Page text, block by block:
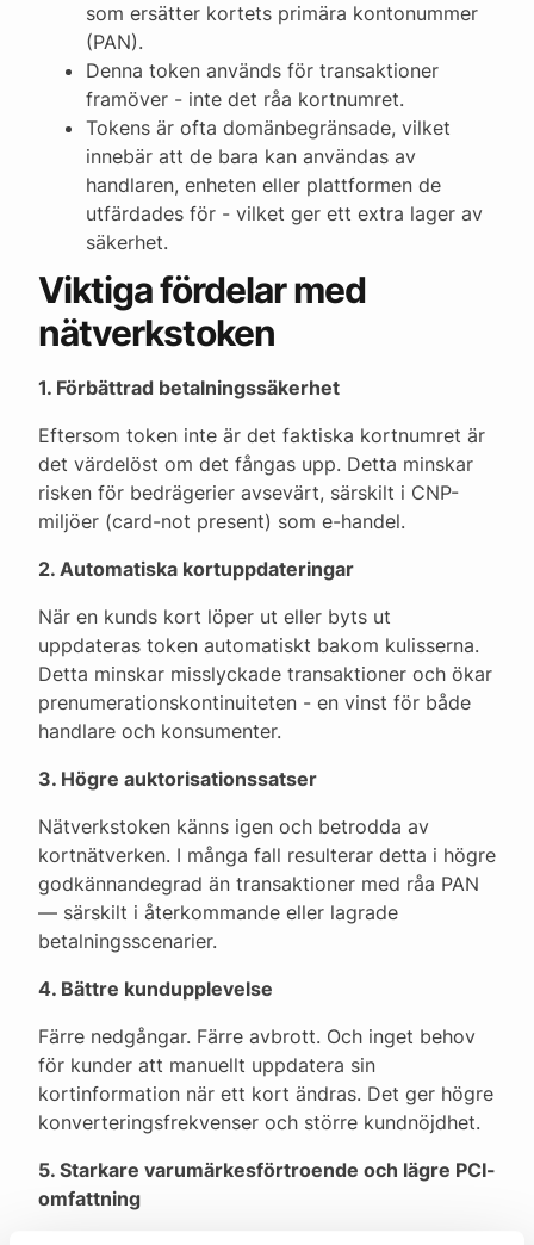
som ersätter kortets primära kontonummer
(PAN).
Denna token används för transaktioner
framöver - inte det råa kortnumret.
Tokens är ofta domänbegränsade, vilket
innebär att de bara kan användas av
handlaren, enheten eller plattformen de
utfärdades för - vilket ger ett extra lager av
säkerhet.
Viktiga fördelar med
nätverkstoken
1. Förbättrad betalningssäkerhet
Eftersom token inte är det faktiska kortnumret är
det värdelöst om det fångas upp. Detta minskar
risken för bedrägerier avsevärt, särskilt i CNP-
miljöer (card-not present) som e-handel.
2. Automatiska kortuppdateringar
När en kunds kort löper ut eller byts ut
uppdateras token automatiskt bakom kulisserna.
Detta minskar misslyckade transaktioner och ökar
prenumerationskontinuiteten - en vinst för både
handlare och konsumenter.
3. Högre auktorisationssatser
Nätverkstoken känns igen och betrodda av
kortnätverken. I många fall resulterar detta i högre
godkännandegrad än transaktioner med råa PAN
— särskilt i återkommande eller lagrade
betalningsscenarier.
4. Bättre kundupplevelse
Färre nedgångar. Färre avbrott. Och inget behov
för kunder att manuellt uppdatera sin
kortinformation när ett kort ändras. Det ger högre
konverteringsfrekvenser och större kundnöjdhet.
5. Starkare varumärkesförtroende och lägre PCI-
omfattning